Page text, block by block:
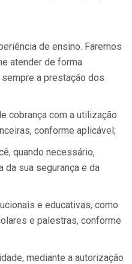
de ensino. Faremos
atender de forma
a prestação dos
cobrança com a utilização
conforme aplicável;
quando necessário,
da sua segurança e da
e educativas, como
e palestras, conforme
mediante a autorização